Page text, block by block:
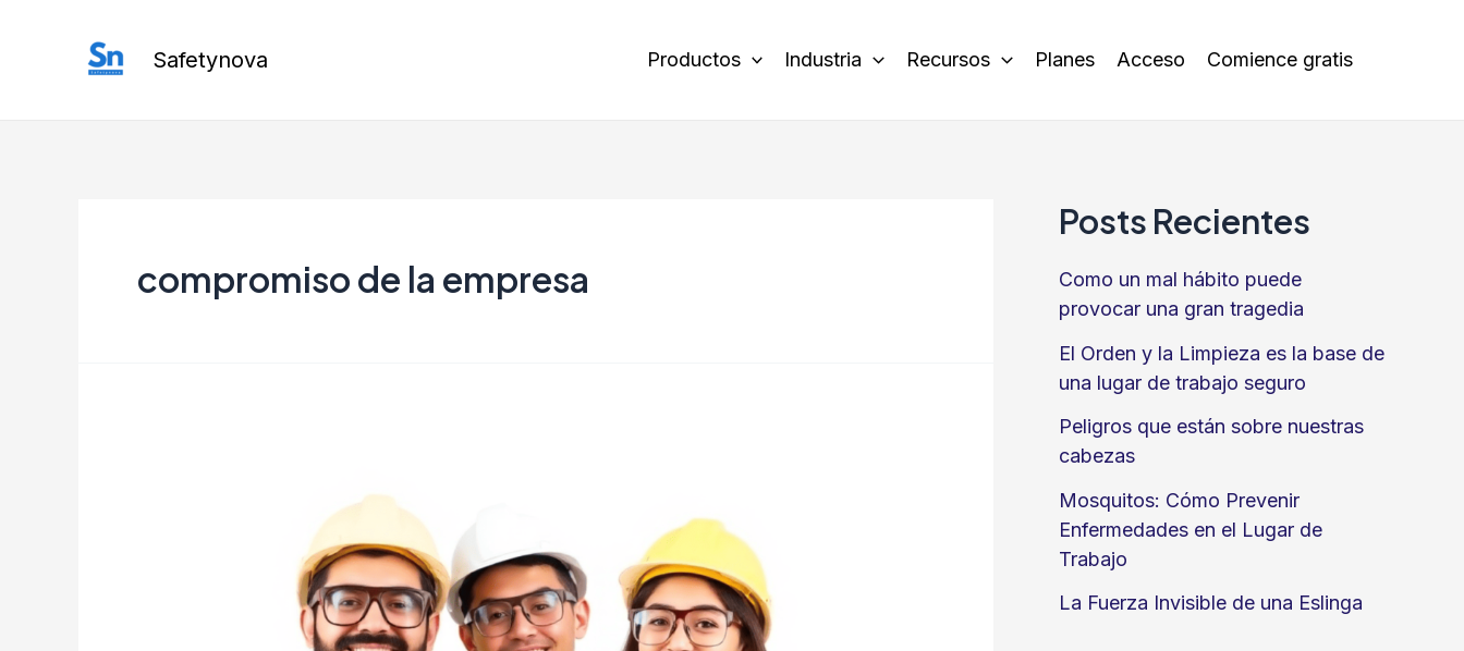
Safetynova Productos Industria Recursos Planes Acceso Comience gratis
compromiso de la empresa
Posts Recientes
Como un mal hábito puede
provocar una gran tragedia
El Orden y la Limpieza es la base de
una lugar de trabajo seguro
Peligros que están sobre nuestras
cabezas
Mosquitos: Cómo Prevenir
Enfermedades en el Lugar de
Trabajo
La Fuerza Invisible de una Eslinga